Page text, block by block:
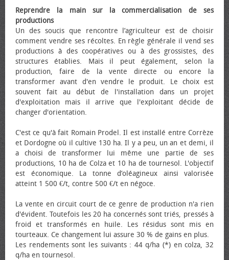
Reprendre la main sur la commercialisation de ses
productions
Un des soucis que rencontre l’agriculteur est de choisir
comment vendre ses récoltes. En règle générale il vend ses
productions à des coopératives ou à des grossistes, des
structures établies. Mais il peut également, selon la
production, faire de la vente directe ou encore la
transformer avant d'en vendre le produit. Le choix est
souvent fait au début de l'installation dans un projet
d'exploitation mais il arrive que l'exploitant décide de
changer d'orientation.
C'est ce qu'à fait Romain Prodel. Il est installé entre Corrèze
et Dordogne où il cultive 130 ha. Il y a peu, un an et demi, il
a choisi de transformer lui même une partie de ses
productions, 10 ha de Colza et 10 ha de tournesol. L'objectif
est économique. La tonne d’oléagineux ainsi valorisée
atteint 1 500 €/t, contre 500 €/t en négoce.
La vente en circuit court de ce genre de production n'a rien
d'évident. Toutefois les 20 ha concernés sont triés, pressés à
froid et transformés en huile. Les résidus sont mis en
tourteaux. Ce changement lui assure 30 % de gains en plus.
Les rendements sont les suivants : 44 q/ha (*) en colza, 32
q/ha en tournesol.